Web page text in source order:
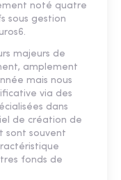
noté quatre
sous gestion
majeurs de
amplement
mais nous
via des
dans
de création de
sont souvent
fonds de